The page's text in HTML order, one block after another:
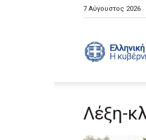
7 Αύγουστος 2026
Λέξη-